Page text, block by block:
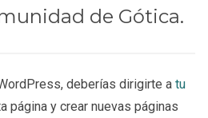
de Gótica.
deberías dirigirte a tu
página y crear nuevas páginas